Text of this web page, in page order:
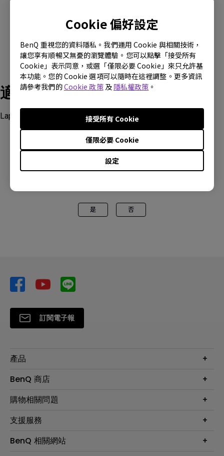
Cookie 偏好設定
BenQ 重視您的資料隱私。我們運用 Cookie 與相關技術，
讓您享有順暢又無憂的瀏覽體驗。您可以點擊「接受所有
Cookie」表示同意，或選「僅限必要 Cookie」來只允許基
本功能。您的 Cookie 選項可以隨時在這裡調整。更多資訊
請參考我們的Cookie 政策及 隱私權政策 。
設定
僅限必要 Cookie
接受所有 Cookie
適用產品型號
LaptopBar
是 否
訂閱電子報
產品
大型液晶
投影機
智慧照明
專業拍物視訊鏡頭
BenQ 商店
最新產品與活動
尋找銷售據點
會員綁定LINE教學
購物相關問題
第一次購物就上手
延長保固購買
支援服務
服務公告
BenQ 相關網站